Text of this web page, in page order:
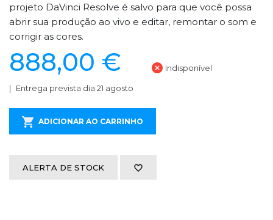
projeto DaVinci Resolve é salvo para que você possa
abrir sua produção ao vivo e editar, remontar o som e
corrigir as cores.
888,00 € Indisponível
Entrega prevista dia 21 agosto
ADICIONAR AO CARRINHO
ALERTA DE STOCK